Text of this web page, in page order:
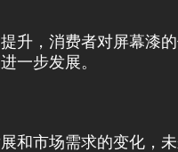
升，消费者对屏幕漆
一步发展。
和市场需求的变化，